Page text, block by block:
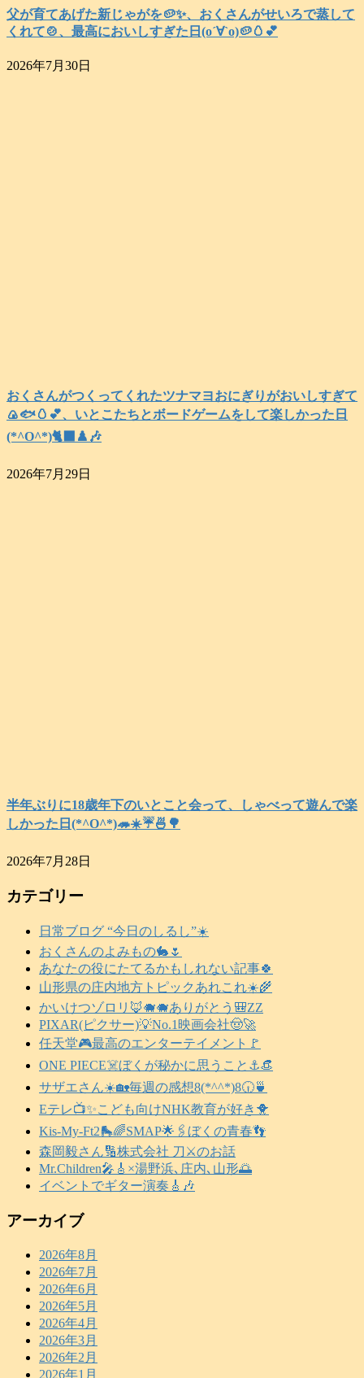
父が育てあげた新じゃがを🥔✨️、おくさんがせいろで蒸して
くれて🍲、最高においしすぎた日(о´∀`о)🥔🥚💕
2026年7月30日
おくさんがつくってくれたツナマヨおにぎりがおいしすぎて
🍙🐟️🥚💕、いとこたちとボードゲームをして楽しかった日
(*^O^*)🐈‍⬛♟️🎶
2026年7月29日
半年ぶりに18歳年下のいとこと会って、しゃべって遊んで楽
しかった日(*^O^*)🦔☀️☔🍜🌳
2026年7月28日
カテゴリー
日常ブログ “今日のしるし”☀️
おくさんのよみもの🐇🌷
あなたの役にたてるかもしれない記事🍀
山形県の庄内地方トピックあれこれ☀️🌾
かいけつゾロリ🦊🐗🐗ありがとう🎒ZZ
PIXAR(ピクサー)💡No.1映画会社🤠🚀
任天堂🎮️最高のエンターテイメント🚩
ONE PIECE☠️ぼくが秘かに思うこと⚓️👒
サザエさん☀️🏡毎週の感想8(*^^*)8🕡️🍵
Eテレ📺️✨こども向けNHK教育が好き🐥
Kis-My-Ft2🛼🌈SMAP🌟🖇️ぼくの青春👣
森岡毅さん🔢株式会社 刀⚔️のお話
Mr.Children🎤🎸×湯野浜､庄内､山形🌅
イベントでギター演奏🎸🎶
アーカイブ
2026年8月
2026年7月
2026年6月
2026年5月
2026年4月
2026年3月
2026年2月
2026年1月